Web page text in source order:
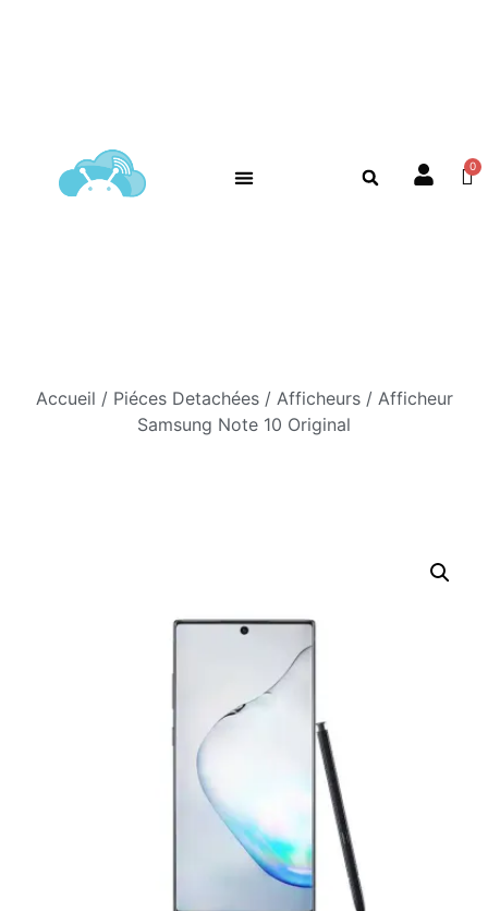
Accueil / Piéces Detachées/ Afficheurs/ Afficheur
Samsung Note 10 Original